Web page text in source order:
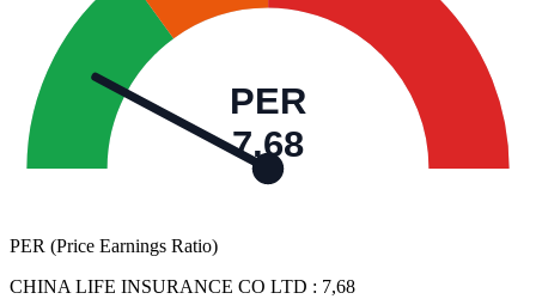
PER
7,68
PER (Price Earnings Ratio)
CHINA LIFE INSURANCE CO LTD : 7,68